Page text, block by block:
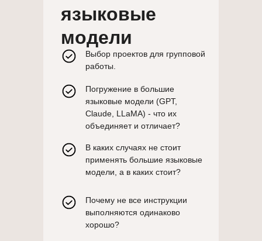
языковые
модели
Выбор проектов для групповой
работы.
Погружение в большие
языковые модели (GPT,
Claude, LLaMA) - что их
объединяет и отличает?
В каких случаях не стоит
применять большие языковые
модели, а в каких стоит?
Почему не все инструкции
выполняются одинаково
хорошо?